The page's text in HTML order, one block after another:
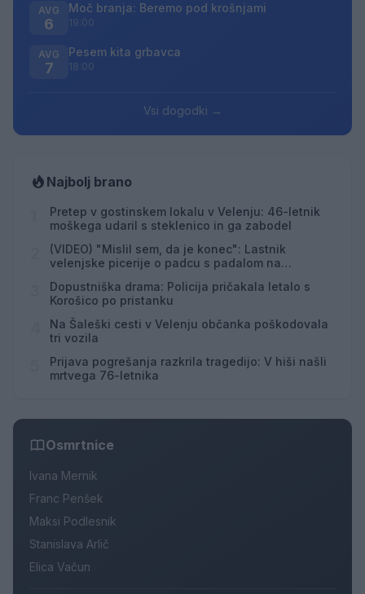
AVG
6
Moč branja: Beremo pod krošnjami
19:00
AVG
7
Pesem kita grbavca
18:00
Vsi dogodki →
Najbolj brano
Pretep v gostinskem lokalu v Velenju: 46-letnik
moškega udaril s steklenico in ga zabodel
(VIDEO) "Mislil sem, da je konec": Lastnik
velenjske picerije o padcu s padalom na
Dopustniška drama: Policija pričakala letalo s
Korošico po pristanku
Na Šaleški cesti v Velenju občanka poškodovala
tri vozila
Prijava pogrešanja razkrila tragedijo: V hiši našli
mrtvega 76-letnika
Osmrtnice
Ivana Mernik
Franc Penšek
Maksi Podlesnik
Stanislava Arlič
Elica Vačun